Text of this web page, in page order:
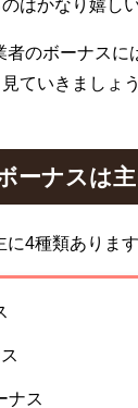
はかなり嬉し
者のボーナスに
ていきましょう
ーナスは
4種類あります
ナス